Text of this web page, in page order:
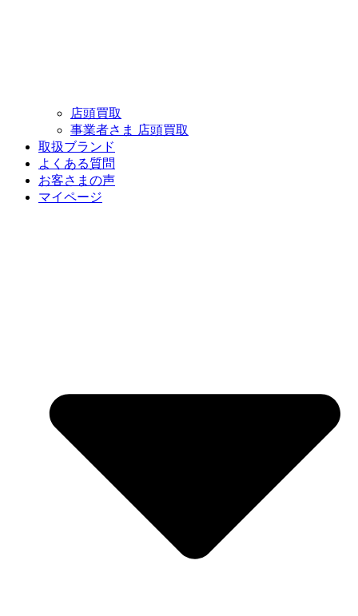
店頭買取
事業者さま 店頭買取
取扱ブランド
よくある質問
お客さまの声
マイページ